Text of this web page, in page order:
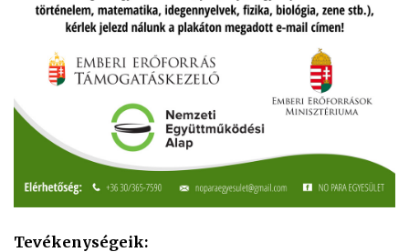
Tevékenységeik: